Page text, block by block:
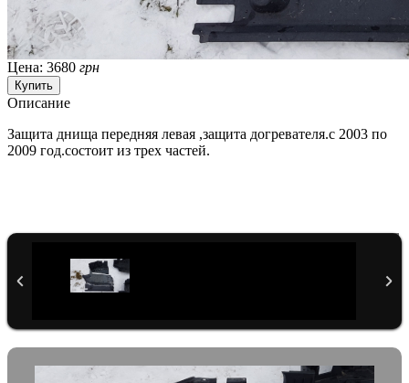
Цена: 3680 грн
Описание
Защита днища передняя левая ,защита догревателя.с 2003 по
2009 год.состоит из трех частей.